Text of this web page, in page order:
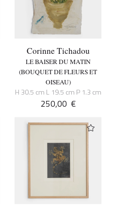
Corinne Tichadou
LE BAISER DU MATIN
(BOUQUET DE FLEURS ET
OISEAU)
H 30.5 cm L 19.5 cm P 1.3 cm
250,00 €